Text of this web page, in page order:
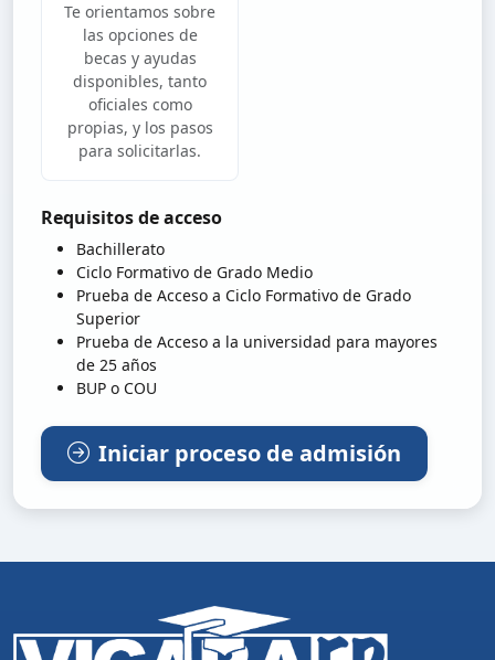
Te orientamos sobre
las opciones de
becas y ayudas
disponibles, tanto
oficiales como
propias, y los pasos
para solicitarlas.
Requisitos de acceso
Bachillerato
Ciclo Formativo de Grado Medio
Prueba de Acceso a Ciclo Formativo de Grado
Superior
Prueba de Acceso a la universidad para mayores
de 25 años
BUP o COU
Iniciar proceso de admisión